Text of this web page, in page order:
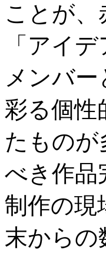
ことが
「アイ
メンバ
彩る個性
たものが
べき作品
制作の現
末からの